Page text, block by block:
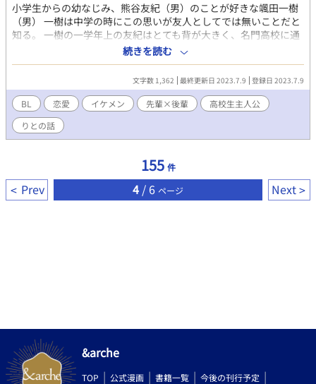
小学生からの幼なじみ、熊谷友紀（男）のことが好きな颯田一樹
（男） 一樹は中学の時にこの思いが友人としてでは無いことだと
知る。 一樹の一学年上の友紀はとても背が大きく、名門高校に通
う高校2年生、バスケ部に入り今はエースとして活躍している。正
直言ってとてもモテる… そんな智樹のことが大好きな一樹は背が
小さく勉強もパッとしない、、しかし彼の背中を追い続ける…一
樹の思いが届くことはあるのか？！
続きを読む
文字数 1,362 最終更新日 2023.7.9 登録日 2023.7.9
BL 恋愛 イケメン 先輩×後輩
高校生主人公
りとの話
155 件
Prev 4 / 6 ページ Next
&arche
TOP 公式漫画 書籍一覧 今後の刊行予定